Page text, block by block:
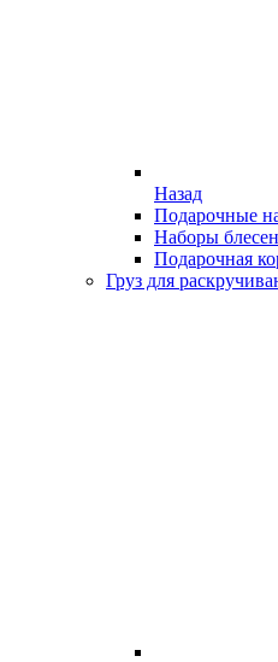
Назад
Подарочные
Наборы
Подарочная
Груз для